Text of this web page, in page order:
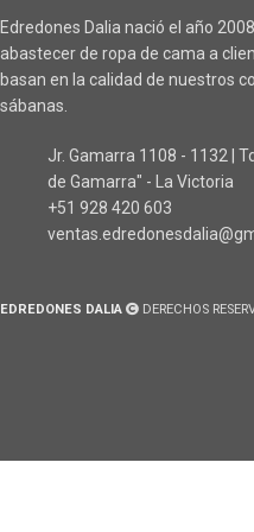
Edredones Dalia nació el año
abastecer de ropa de cama a
basan en la calidad de nuestros
sábanas.
Jr. Gamarra 1108 - 1132 |
de Gamarra" - La Victoria
+51 928 420 603
EDREDONES DALIA DERECHOS